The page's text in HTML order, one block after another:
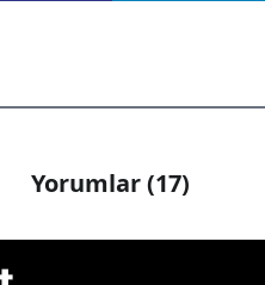
Yorumlar (17)